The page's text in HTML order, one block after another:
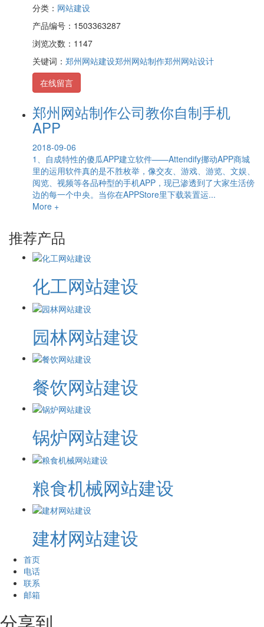
分类： 网站建设
产品编号：1503363287
浏览次数：1147
关键词： 郑州网站建设郑州网站制作郑州网站设计
在线留言
郑州网站制作公司教你自制手机
APP
2018-09-06
1、自成特性的傻瓜APP建立软件——Attendify挪动APP商城
里的运用软件真的是不胜枚举，像交友、游戏、游览、文娱、
阅览、视频等各品种型的手机APP，现已渗透到了大家生活傍
边的每一个中央。当你在APPStore里下载装置运...
More +
推荐产品
化工网站建设
园林网站建设
餐饮网站建设
锅炉网站建设
粮食机械网站建设
建材网站建设
首页
电话
联系
邮箱